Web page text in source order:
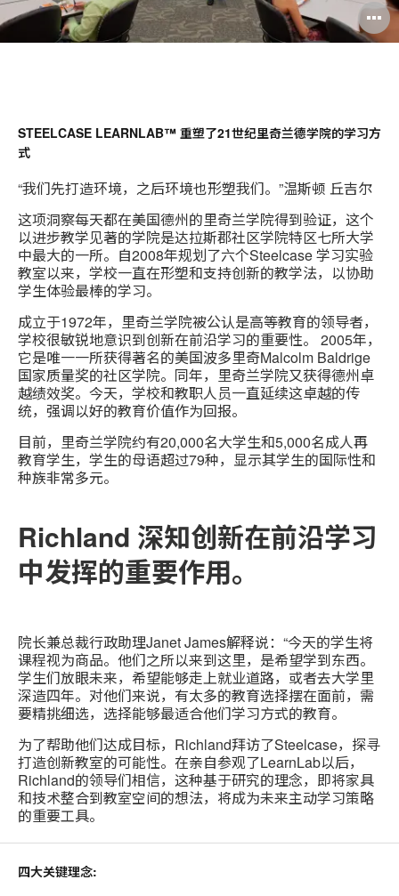
STEELCASE LEARNLAB™ 重塑了21世纪里奇兰德学院的学习方
式
“我们先打造环境，之后环境也形塑我们。”温斯顿 丘吉尔
这项洞察每天都在美国德州的里奇兰学院得到验证，这个
以进步教学见著的学院是达拉斯郡社区学院特区七所大学
中最大的一所。自2008年规划了六个Steelcase 学习实验
教室以来，学校一直在形塑和支持创新的教学法，以协助
学生体验最棒的学习。
成立于1972年，里奇兰学院被公认是高等教育的领导者，
学校很敏锐地意识到创新在前沿学习的重要性。 2005年，
它是唯一一所获得著名的美国波多里奇Malcolm Baldrige
国家质量奖的社区学院。同年，里奇兰学院又获得德州卓
越绩效奖。今天，学校和教职人员一直延续这卓越的传
统，强调以好的教育价值作为回报。
目前，里奇兰学院约有20,000名大学生和5,000名成人再
教育学生，学生的母语超过79种，显示其学生的国际性和
种族非常多元。
Richland 深知创新在前沿学习
中发挥的重要作用。
院长兼总裁行政助理Janet James解释说：“今天的学生将
课程视为商品。他们之所以来到这里，是希望学到东西。
学生们放眼未来，希望能够走上就业道路，或者去大学里
深造四年。对他们来说，有太多的教育选择摆在面前，需
要精挑细选，选择能够最适合他们学习方式的教育。
为了帮助他们达成目标，Richland拜访了Steelcase，探寻
打造创新教室的可能性。在亲自参观了LearnLab以后，
Richland的领导们相信，这种基于研究的理念，即将家具
和技术整合到教室空间的想法，将成为未来主动学习策略
的重要工具。
四大关键理念: